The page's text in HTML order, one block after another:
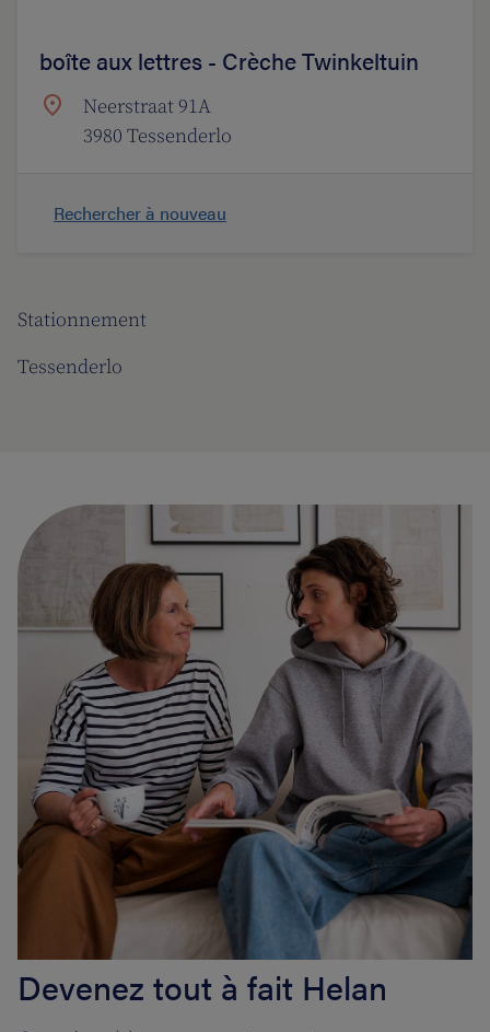
Stationnement
Tessenderlo
boîte aux lettres - Crèche Twinkeltuin
Neerstraat 91A
3980 Tessenderlo
Rechercher à nouveau
Devenez tout à fait Helan